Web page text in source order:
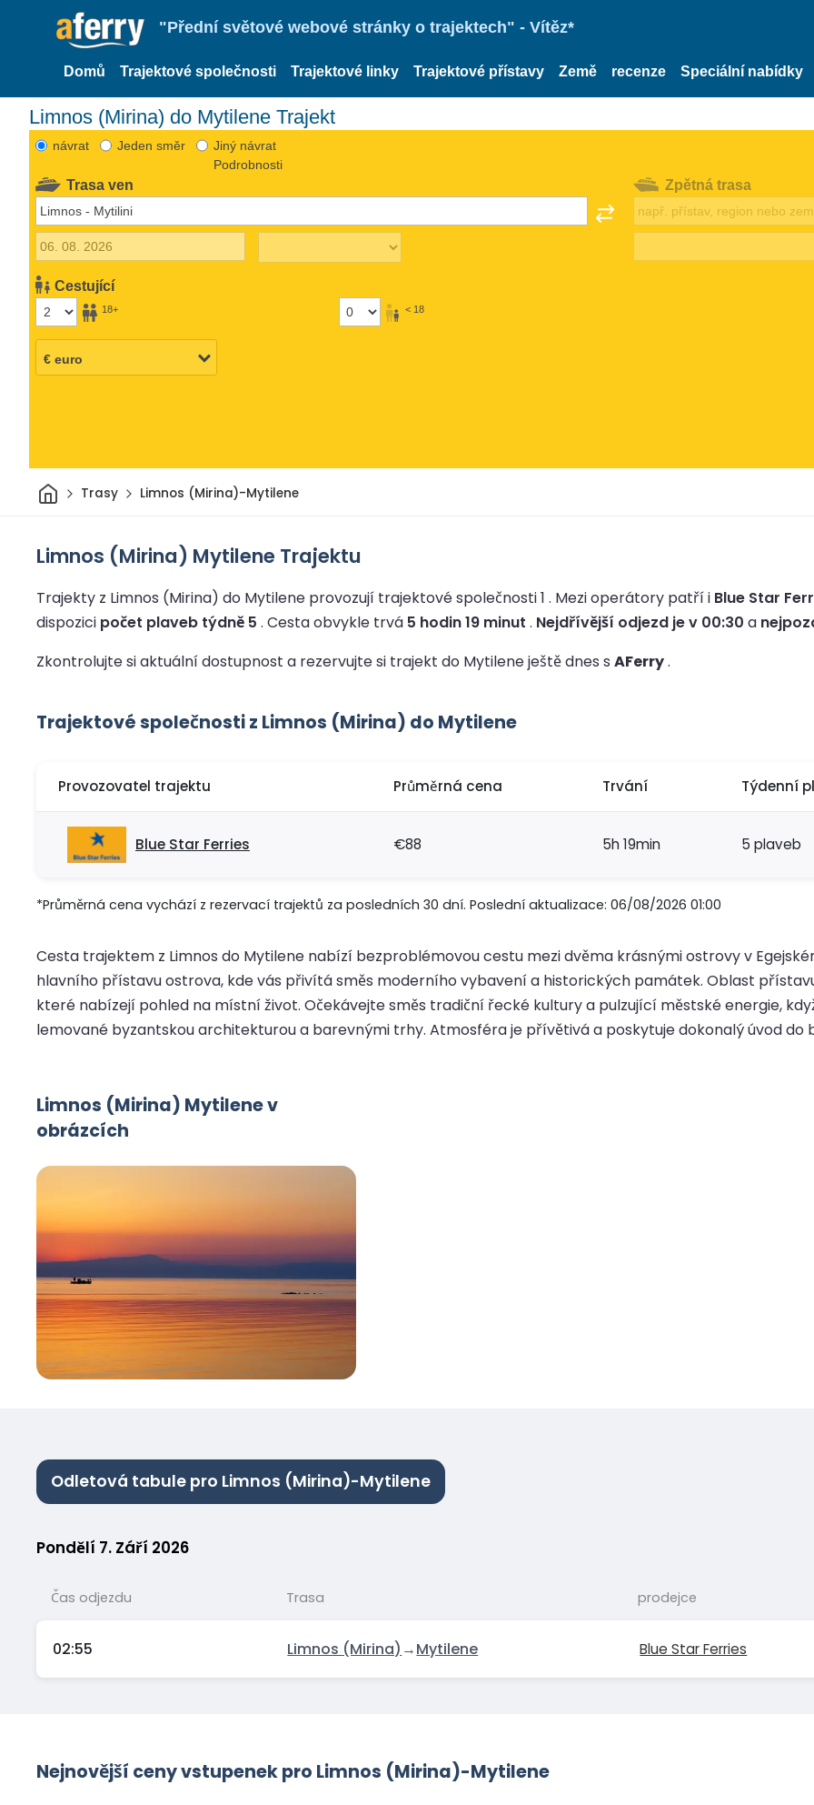
"Přední světové webové stránky o trajektech" - Vítěz*
Domů Trajektové společnosti Trajektové linky Trajektové přístavy Země recenze Speciální nabídky
Limnos (Mirina) do Mytilene Trajekt
návrat Jeden směr
Jiný návrat
Podrobnosti
Trasa ven
Cestující
18+ < 18
Zpětná trasa
Domov
Trasy Limnos (Mirina)-Mytilene
Limnos (Mirina) Mytilene Trajektu
Trajekty z Limnos (Mirina) do Mytilene provozují trajektové společnosti 1 . Mezi operátory patří i Blue Star
dispozici počet plaveb týdně 5 . Cesta obvykle trvá 5 hodin 19 minut . Nejdřívější odjezd je v 00:30 a
Zkontrolujte si aktuální dostupnost a rezervujte si trajekt do Mytilene ještě dnes s AFerry.
Trajektové společnosti z Limnos (Mirina) do Mytilene
Provozovatel trajektu Průměrná cena Trvání Týdenní
Blue Star Ferries €88 5h 19min 5 plaveb
*Průměrná cena vychází z rezervací trajektů za posledních 30 dní. Poslední aktualizace: 06/08/2026 01:00
Cesta trajektem z Limnos do Mytilene nabízí bezproblémovou cestu mezi dvěma krásnými ostrovy v
hlavního přístavu ostrova, kde vás přivítá směs moderního vybavení a historických památek. Oblast
které nabízejí pohled na místní život. Očekávejte směs tradiční řecké kultury a pulzující městské energie,
lemované byzantskou architekturou a barevnými trhy. Atmosféra je přívětivá a poskytuje dokonalý úvod do
Limnos (Mirina) Mytilene v
obrázcích
Odletová tabule pro Limnos (Mirina)-Mytilene
Pondělí 7. Září 2026
Čas odjezdu Trasa prodejce
02:55 Limnos (Mirina) →Mytilene Blue Star Ferries
Nejnovější ceny vstupenek pro Limnos (Mirina)-Mytilene